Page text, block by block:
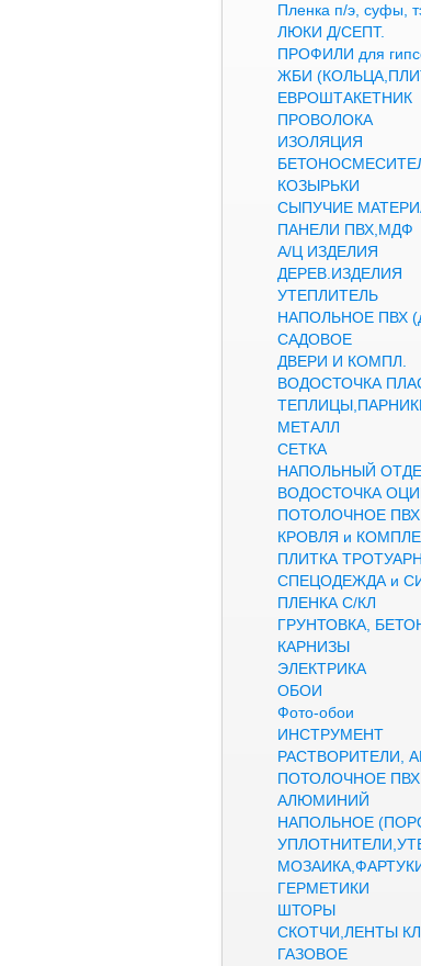
Пленка п/э, суфы,
ЛЮКИ Д/СЕПТ.
ПРОФИЛИ для
ЖБИ
ЕВРОШТАКЕТНИК
ПРОВОЛОКА
ИЗОЛЯЦИЯ
КОЗЫРЬКИ
СЫПУЧИЕ
ПАНЕЛИ ПВХ,МДФ
А/Ц ИЗДЕЛИЯ
ДЕРЕВ.ИЗДЕЛИЯ
УТЕПЛИТЕЛЬ
НАПОЛЬНОЕ ПВХ
САДОВОЕ
ДВЕРИ И КОМПЛ.
ВОДОСТОЧКА
МЕТАЛЛ
СЕТКА
НАПОЛЬНЫЙ
ВОДОСТОЧКА
ПОТОЛОЧНОЕ ПВХ
КРОВЛЯ и
ПЛИТКА
СПЕЦОДЕЖДА и
ПЛЕНКА С/КЛ
ГРУНТОВКА,
КАРНИЗЫ
ЭЛЕКТРИКА
ОБОИ
Фото-обои
ИНСТРУМЕНТ
РАСТВОРИТЕЛИ,
ПОТОЛОЧНОЕ ПВХ
АЛЮМИНИЙ
НАПОЛЬНОЕ
ГЕРМЕТИКИ
ШТОРЫ
СКОТЧИ,ЛЕНТЫ
ГАЗОВОЕ